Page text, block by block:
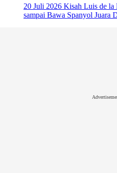
20 Juli 2026 Kisah Luis de la
sampai Bawa Spanyol Juara